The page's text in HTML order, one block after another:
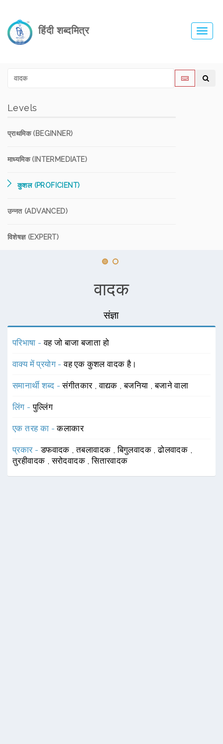
हिंदी शब्दमित्र
Levels
प्राथमिक (BEGINNER)
माध्यमिक (INTERMEDIATE)
कुशल (PROFICIENT)
उन्नत (ADVANCED)
विशेषज्ञ (EXPERT)
वादक
संज्ञा
परिभाषा -वह जो बाजा बजाता हो
वाक्य में प्रयोग -वह एक कुशल वादक है।
समानार्थी शब्द -संगीतकार ,वाद्यक ,बजनिया ,बजाने वाला
लिंग -पुल्लिंग
एक तरह का -कलाकार
प्रकार -डफवादक ,तबलावादक ,बिगुलवादक ,ढोलवादक ,
तुरहीवादक ,सरोदवादक ,सितारवादक